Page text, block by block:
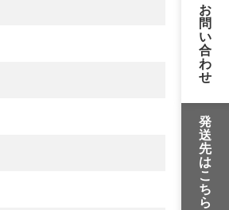
お
問
い
合
わ
せ
発
送
先
は
こ
ち
ら